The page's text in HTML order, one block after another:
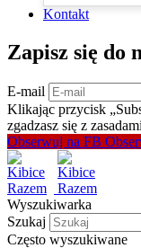
Kontakt
Zapisz się do
E-mail
Klikając przycisk
zgadzasz się z zasadami
Obserwuj na FB
Wyszukiwarka
Szukaj
Często wyszukiwane